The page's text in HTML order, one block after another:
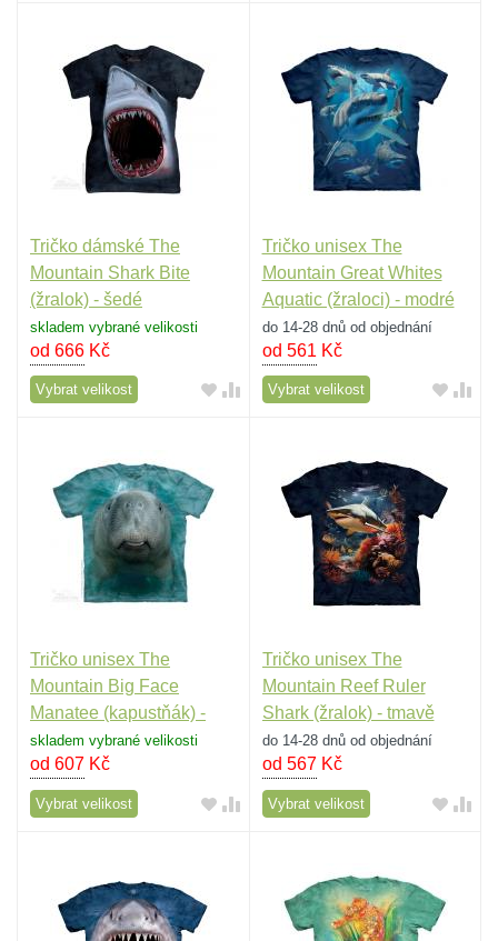
Tričko dámské The
Mountain Shark Bite
(žralok) - šedé
skladem vybrané velikosti
od 666 Kč
Vybrat velikost
Tričko unisex The
Mountain Great Whites
Aquatic (žraloci) - modré
do 14-28 dnů od objednání
od 561 Kč
Vybrat velikost
Tričko unisex The
Mountain Big Face
Manatee (kapustňák) -
modré
skladem vybrané velikosti
od 607 Kč
Vybrat velikost
Tričko unisex The
Mountain Reef Ruler
Shark (žralok) - tmavě
modré
do 14-28 dnů od objednání
od 567Kč
Vybrat velikost